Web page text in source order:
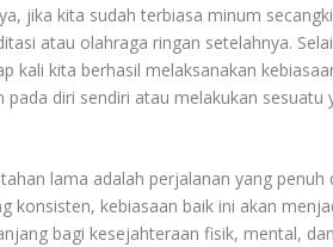
jika kita sudah terbiasa minum
atau olahraga ringan setelahnya.
kali kita berhasil melaksanakan
diri sendiri atau melakukan sesuatu
lama adalah perjalanan yang
konsisten, kebiasaan baik ini akan
bagi kesejahteraan fisik, mental,